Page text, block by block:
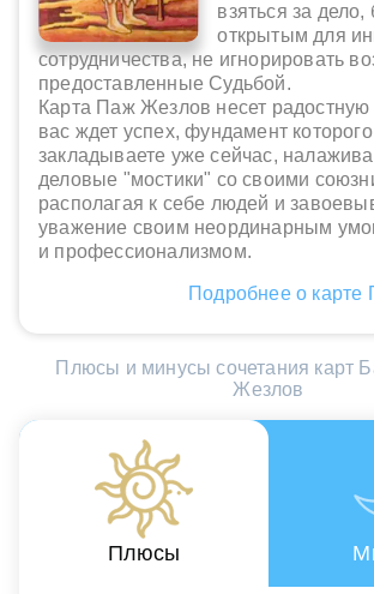
взяться за дело,
открытым для
сотрудничества, не игнорировать
предоставленные Судьбой.
Карта Паж Жезлов несет
вас ждет успех, фундамент
закладываете уже сейчас,
деловые "мостики" со своими
располагая к себе людей и
уважение своим неординарным
и профессионализмом.
Подробнее о
Плюсы и минусы сочетания карт
Жезлов
Плюсы